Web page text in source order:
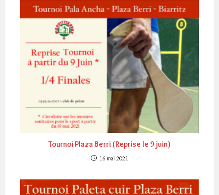
Tournoi Plaza Berri (Reprise le 9 juin)
16 mai 2021